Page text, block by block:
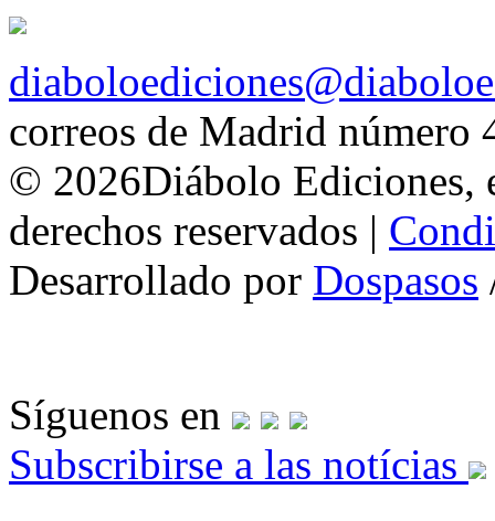
correos de Madrid número
© 2026Diábolo Ediciones,
derechos reservados |
Desarrollado por Dospasos
Síguenos en
Subscribirse a las notícias